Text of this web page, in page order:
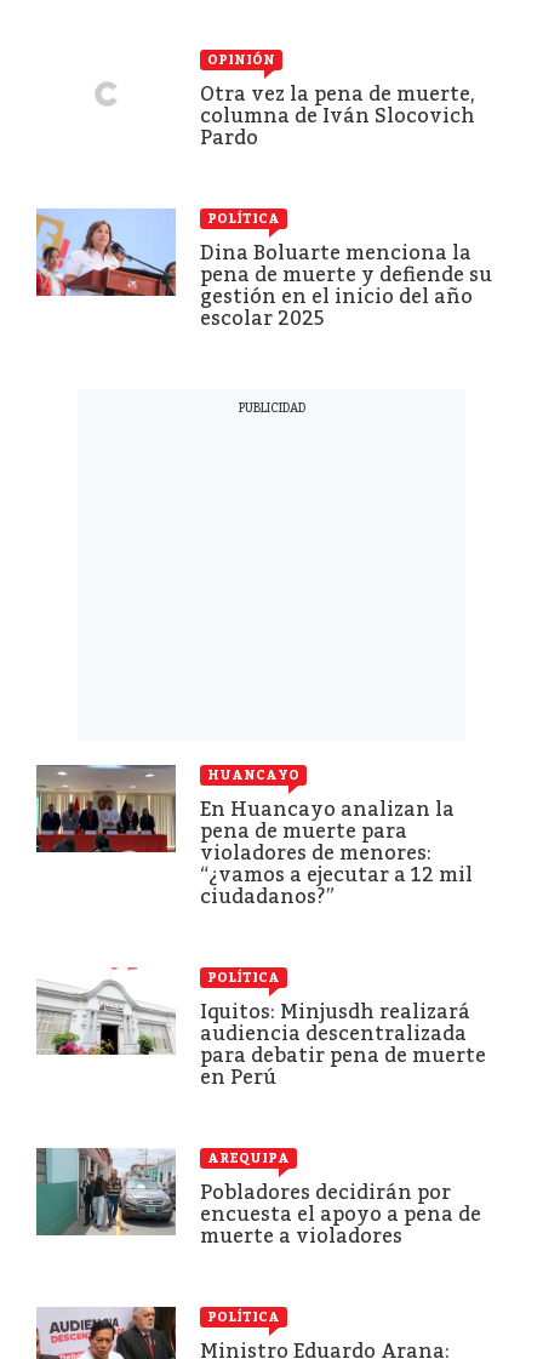
OPINIÓN
Otra vez la pena de muerte,
columna de Iván Slocovich
Pardo
POLÍTICA
Dina Boluarte menciona la
pena de muerte y defiende su
gestión en el inicio del año
escolar 2025
HUANCAYO
En Huancayo analizan la
pena de muerte para
violadores de menores:
“¿vamos a ejecutar a 12 mil
ciudadanos?”
POLÍTICA
Iquitos: Minjusdh realizará
audiencia descentralizada
para debatir pena de muerte
en Perú
AREQUIPA
Pobladores decidirán por
encuesta el apoyo a pena de
muerte a violadores
POLÍTICA
Ministro Eduardo Arana: